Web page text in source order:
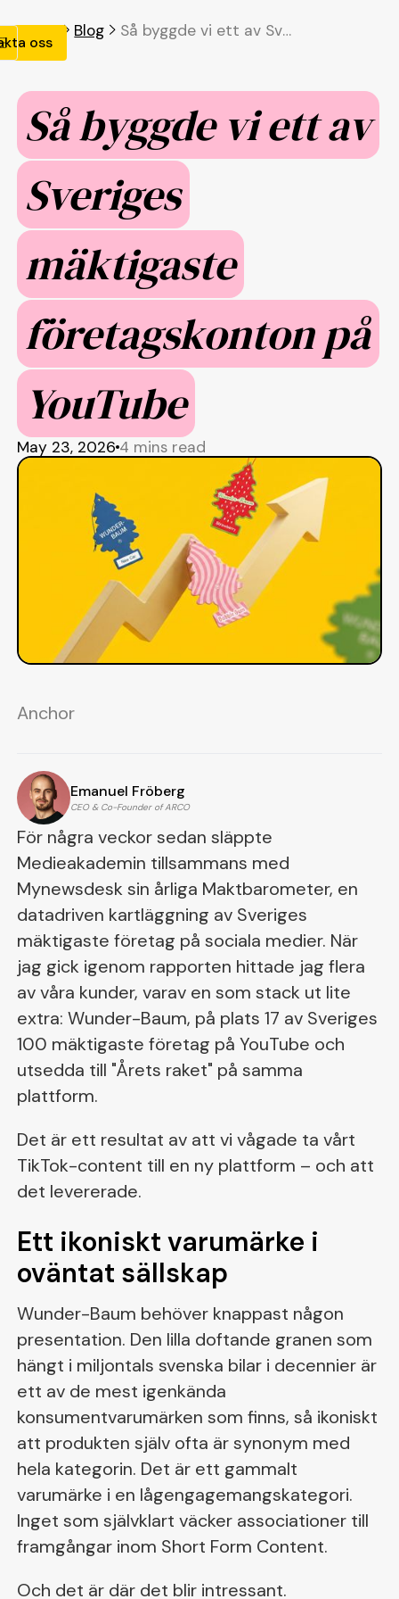
oss
Home Blog Så byggde vi ett av Sveriges mäktigaste företagskonton på YouTube
Så byggde vi ett av
Sveriges
mäktigaste
företagskonton på
YouTube
May 23, 2026 4 mins read
För några veckor sedan släppte
Medieakademin tillsammans med
Mynewsdesk sin årliga Maktbarometer, en
datadriven kartläggning av Sveriges
mäktigaste företag på sociala medier. När
jag gick igenom rapporten hittade jag flera
av våra kunder, varav en som stack ut lite
extra: Wunder-Baum, på plats 17 av Sveriges
100 mäktigaste företag på YouTube och
utsedda till "Årets raket" på samma
plattform.
Det är ett resultat av att vi vågade ta vårt
TikTok-content till en ny plattform – och att
det levererade.
Ett ikoniskt varumärke i
oväntat sällskap
Wunder-Baum behöver knappast någon
presentation. Den lilla doftande granen som
hängt i miljontals svenska bilar i decennier är
ett av de mest igenkända
konsumentvarumärken som finns, så ikoniskt
att produkten själv ofta är synonym med
hela kategorin. Det är ett gammalt
varumärke i en lågengagemangskategori.
Inget som självklart väcker associationer till
framgångar inom Short Form Content.
Och det är där det blir intressant.
Anchor
Emanuel Fröberg
CEO & Co-Founder of ARCO